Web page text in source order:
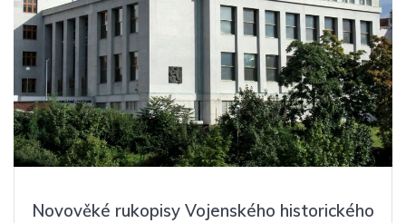
Novověké rukopisy Vojenského historického